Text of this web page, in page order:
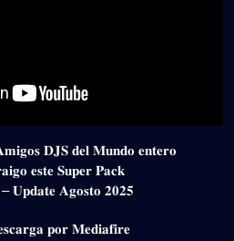
𝐃𝐉𝐒 𝐝𝐞𝐥 𝐌𝐮𝐧𝐝𝐨 𝐞𝐧𝐭𝐞𝐫𝐨
𝐞𝐬𝐭𝐞 𝐒𝐮𝐩𝐞𝐫 𝐏𝐚𝐜𝐤
𝐔𝐩𝐝𝐚𝐭𝐞 𝐀𝐠𝐨𝐬𝐭𝐨 𝟐𝟎𝟐𝟓
𝐩𝐨𝐫 𝐌𝐞𝐝𝐢𝐚𝐟𝐢𝐫𝐞